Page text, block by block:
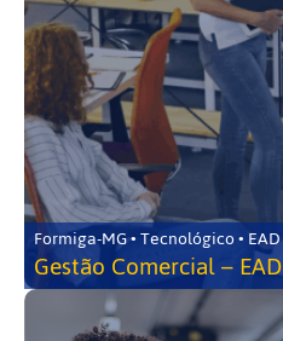
Formiga-MG • Tecnológico • EAD
Gestão Comercial – EAD